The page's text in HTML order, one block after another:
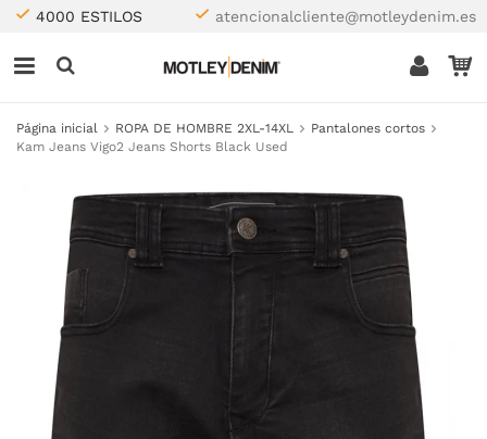
4000 ESTILOS atencionalcliente@motleydenim.es
Página inicial ROPA DE HOMBRE 2XL-14XL
Pantalones cortos
Kam Jeans Vigo2 Jeans Shorts Black Used